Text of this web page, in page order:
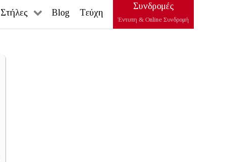
Στήλες Blog Τεύχη
Συνδρομές
Έντυπη & Online Συνδρομή